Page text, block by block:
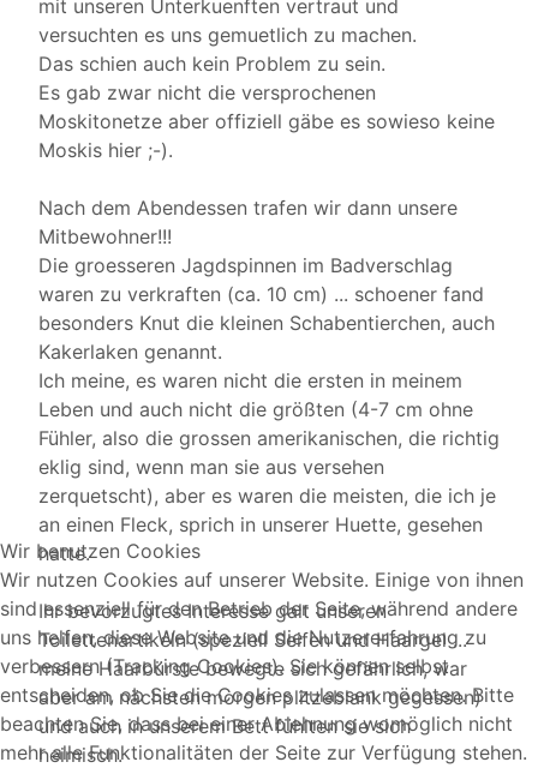
mit unseren Unterkuenften vertraut und
versuchten es uns gemuetlich zu machen.
Das schien auch kein Problem zu sein.
Es gab zwar nicht die versprochenen
Moskitonetze aber offiziell gäbe es sowieso keine
Moskis hier ;-).
Nach dem Abendessen trafen wir dann unsere
Mitbewohner!!!
Die groesseren Jagdspinnen im Badverschlag
waren zu verkraften (ca. 10 cm) ... schoener fand
besonders Knut die kleinen Schabentierchen, auch
Kakerlaken genannt.
Ich meine, es waren nicht die ersten in meinem
Leben und auch nicht die größten (4-7 cm ohne
Fühler, also die grossen amerikanischen, die richtig
eklig sind, wenn man sie aus versehen
zerquetscht), aber es waren die meisten, die ich je
an einen Fleck, sprich in unserer Huette, gesehen
hatte.
Ihr bevorzugtes Interesse galt unseren
Toilettenartikeln (speziell Seifen und Haargel ...
meine Haarbürste bewegte sich gefährlich, war
aber am nächsten morgen plitzeblank gegessen)
und auch in unserem Bett fühlten sie sich
heimisch.
Wir benutzen Cookies
Wir nutzen Cookies auf unserer Website. Einige von ihnen
sind essenziell für den Betrieb der Seite, während andere
uns helfen, diese Website und die Nutzererfahrung zu
verbessern (Tracking Cookies). Sie können selbst
entscheiden, ob Sie die Cookies zulassen möchten. Bitte
beachten Sie, dass bei einer Ablehnung womöglich nicht
mehr alle Funktionalitäten der Seite zur Verfügung stehen.